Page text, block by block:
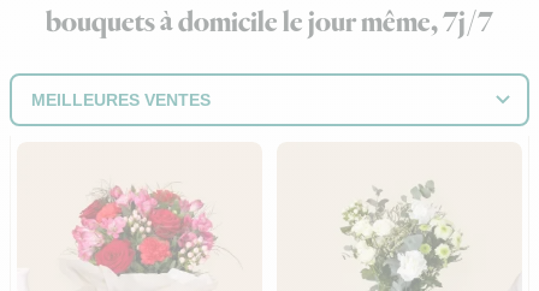
bouquets à domicile le jour même, 7j/7